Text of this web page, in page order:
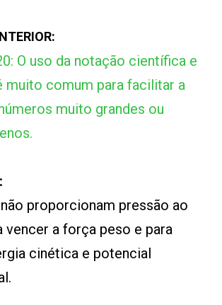
O uso da notação científica e
muito comum para facilitar a
muito grandes ou
proporcionam pressão ao
vencer a força peso e para
cinética e potencial